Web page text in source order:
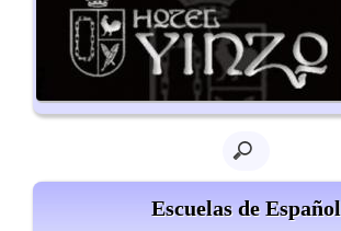
Escuelas de Español